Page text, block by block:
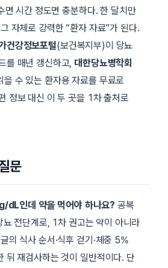
면 시간 정도면 충분하다. 한 달치만
자체로 강력한 “환자 자료”가 된다.
건강정보포털(보건복지부)이 당뇨
를 매년 갱신하고, 대한당뇨병학회
을 수 있는 환자용 자료를 무료로
정보 대신 이 두 곳을 1차 출처로
문
dL인데 약을 먹어야 하나요? 공복
전단계로, 1차 권고는 약이 아니라
의 식사 순서·식후 걷기·체중 5%
뒤 재검사하는 것이 일반적이다. 단